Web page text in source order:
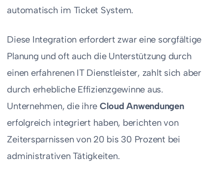
automatisch im Ticket System.
Diese Integration erfordert zwar eine sorgfältige
Planung und oft auch die Unterstützung durch
einen erfahrenen IT Dienstleister, zahlt sich aber
durch erhebliche Effizienzgewinne aus.
Unternehmen, die ihre Cloud Anwendungen
erfolgreich integriert haben, berichten von
Zeitersparnissen von 20 bis 30 Prozent bei
administrativen Tätigkeiten.